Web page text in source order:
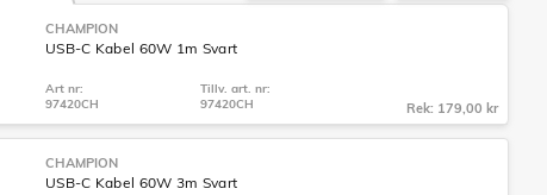
CHAMPION
USB-C Kabel 60W 1m Svart
Art nr:
97420CH
Tillv. art. nr:
97420CH
Rek: 179,00 kr
CHAMPION
USB-C Kabel 60W 3m Svart